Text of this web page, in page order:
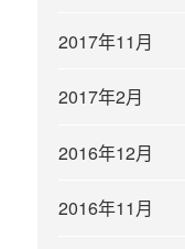
2017年11月
2017年2月
2016年12月
2016年11月